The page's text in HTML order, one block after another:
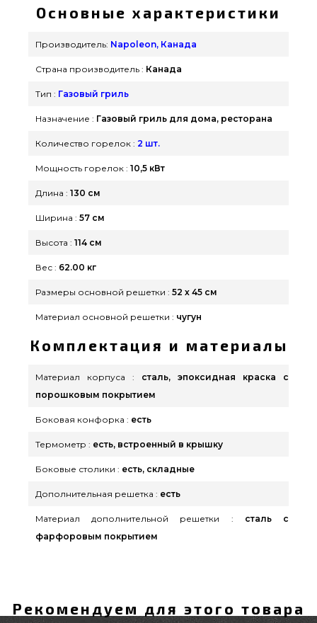
Основные характеристики
Производитель: Napoleon, Канада
Страна производитель : Канада
Тип : Газовый гриль
Назначение : Газовый гриль для дома, ресторана
Количество горелок : 2 шт.
Мощность горелок : 10,5 кВт
Длина : 130 см
Ширина : 57 см
Высота : 114 см
Вес : 62.00 кг
Размеры основной решетки : 52 х 45 см
Материал основной решетки : чугун
Комплектация и материалы
Материал корпуса :
сталь, эпоксидная краска с
порошковым покрытием
Боковая конфорка : есть
Термометр : есть, встроенный в крышку
Боковые столики : есть, складные
Дополнительная решетка : есть
Материал дополнительной решетки :
сталь с
фарфоровым покрытием
Рекомендуем для этого товара